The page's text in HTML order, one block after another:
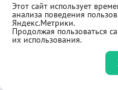
Контакты
Как купить
Реквизиты
Этот сайт использует
анализа поведения
Яндекс.Метрики.
Продолжая пользоваться
их использования.